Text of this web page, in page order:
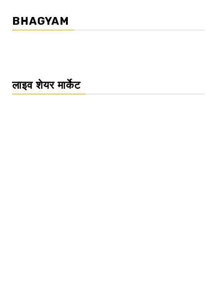
BHAGYAM
लाइव शेयर मार्केट